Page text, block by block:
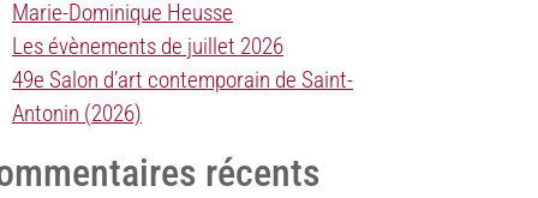
Marie-Dominique Heusse
Les évènements de juillet 2026
49e Salon d’art contemporain de Saint-
Antonin (2026)
récents